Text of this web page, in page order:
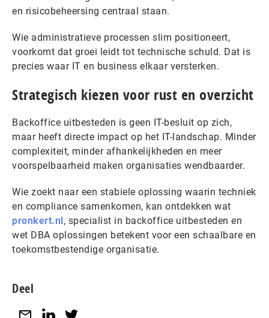
en risicobeheersing centraal staan.
Wie administratieve processen slim positioneert,
voorkomt dat groei leidt tot technische schuld. Dat is
precies waar IT en business elkaar versterken.
Strategisch kiezen voor rust en overzicht
Backoffice uitbesteden is geen IT-besluit op zich,
maar heeft directe impact op het IT-landschap. Minder
complexiteit, minder afhankelijkheden en meer
voorspelbaarheid maken organisaties wendbaarder.
Wie zoekt naar een stabiele oplossing waarin techniek
en compliance samenkomen, kan ontdekken wat
pronkert.nl, specialist in backoffice uitbesteden en
wet DBA oplossingen betekent voor een schaalbare en
toekomstbestendige organisatie.
Deel